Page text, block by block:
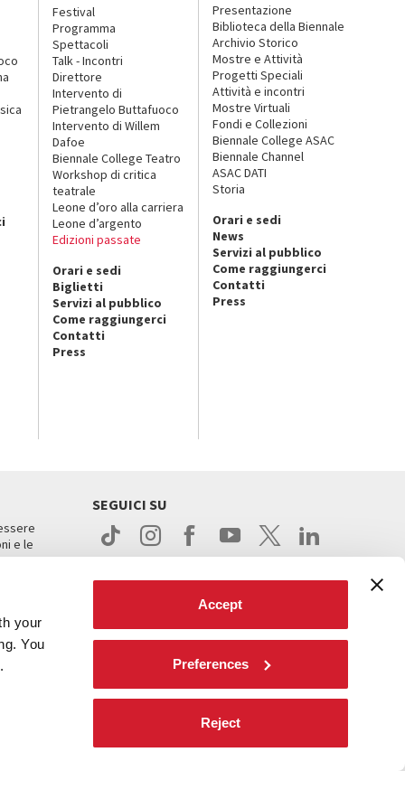
your
You
Accept
Preferences
Reject
Festival
Programma
Spettacoli
Talk - Incontri
Direttore
Intervento di
Pietrangelo Buttafuoco
Intervento di Willem
Dafoe
Biennale College Teatro
Workshop di critica
teatrale
Leone d’oro alla carriera
Leone d’argento
Edizioni passate
Orari e sedi
Biglietti
Servizi al pubblico
Come raggiungerci
Contatti
Press
Presentazione
Biblioteca della Biennale
Archivio Storico
Mostre e Attività
Progetti Speciali
Attività e incontri
Mostre Virtuali
Fondi e Collezioni
Biennale College ASAC
Biennale Channel
ASAC DATI
Storia
Orari e sedi
News
Servizi al pubblico
Come raggiungerci
Contatti
Press
e le
SEGUICI SU